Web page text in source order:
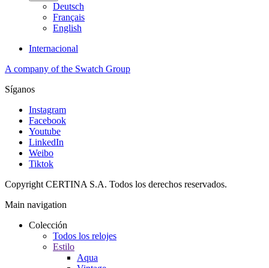
Deutsch
Français
English
Internacional
A company of the Swatch Group
Síganos
Instagram
Facebook
Youtube
LinkedIn
Weibo
Tiktok
Copyright CERTINA S.A. Todos los derechos reservados.
Main navigation
Colección
Todos los relojes
Estilo
Aqua